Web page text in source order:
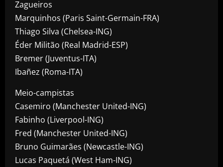
Zagueiros
​Marquinhos (Paris Saint-Germain-FRA)
Thiago Silva (Chelsea-ING)
Éder Militão (Real Madrid-ESP)
Bremer (Juventus-ITA)
Ibañez (Roma-ITA)
Meio-campistas
​Casemiro (Manchester United-ING)
Fabinho (Liverpool-ING)
Fred (Manchester United-ING)
Bruno Guimarães (Newcastle-ING)
Lucas Paquetá (West Ham-ING)